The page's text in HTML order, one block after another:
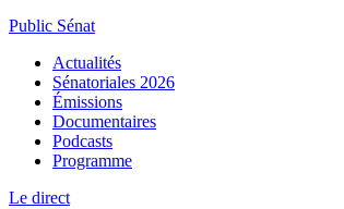
Public Sénat
Actualités
Sénatoriales 2026
Émissions
Documentaires
Podcasts
Programme
Le direct